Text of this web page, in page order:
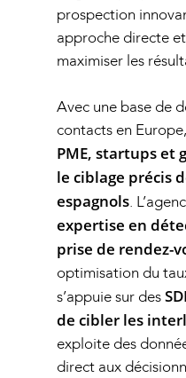
prospection
approche directe
maximiser les
Avec une base de
contacts en
PME, startups et
le ciblage précis
espagnols.
expertise en
prise de rendez-
optimisation du
s’appuie sur des
de cibler les
exploite des
direct aux